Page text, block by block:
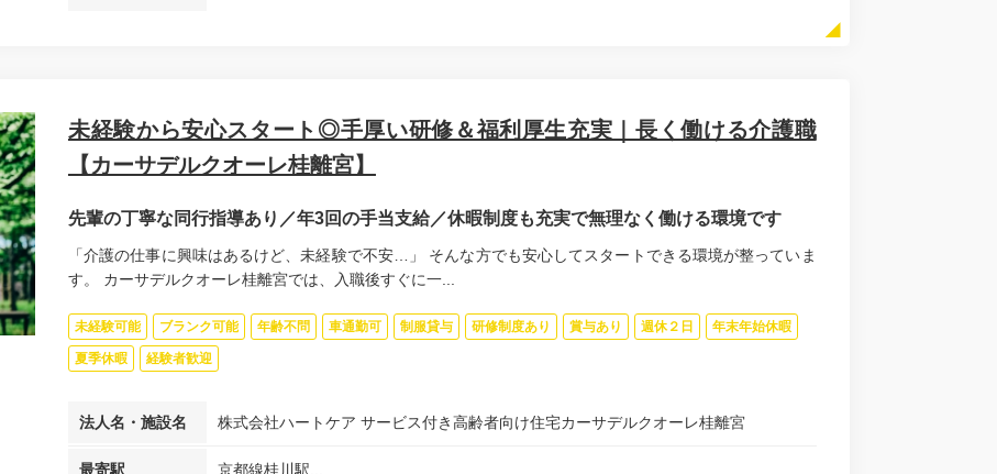
未経験から安心スタート◎手厚い研修＆福利厚生充実｜長く働ける介護職
【カーサデルクオーレ桂離宮】
先輩の丁寧な同行指導あり／年3回の手当支給／休暇制度も充実で無理なく働ける環境です
「介護の仕事に興味はあるけど、未経験で不安…」 そんな方でも安心してスタートできる環境が整っていま
す。 カーサデルクオーレ桂離宮では、入職後すぐに一...
未経験可能 ブランク可能 年齢不問 車通勤可 制服貸与 研修制度あり 賞与あり 週休２日 年末年始休暇
夏季休暇 経験者歓迎
法人名・施設名 株式会社ハートケア サービス付き高齢者向け住宅カーサデルクオーレ桂離宮
最寄駅 京都線桂川駅...